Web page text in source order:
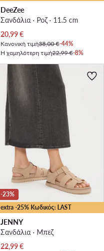
DeeZee
Σανδάλια · Ροζ · 11.5 cm
Τρέχουσα τιμή
20,99€
Κανονική τιμή38,00 €-44%
Η χαμηλότερη τιμή22,99 €-8%
extra -25% Κωδικός: LAST
-23%
JENNY
Σανδάλια · Μπεζ
Τρέχουσα τιμή
22,99€